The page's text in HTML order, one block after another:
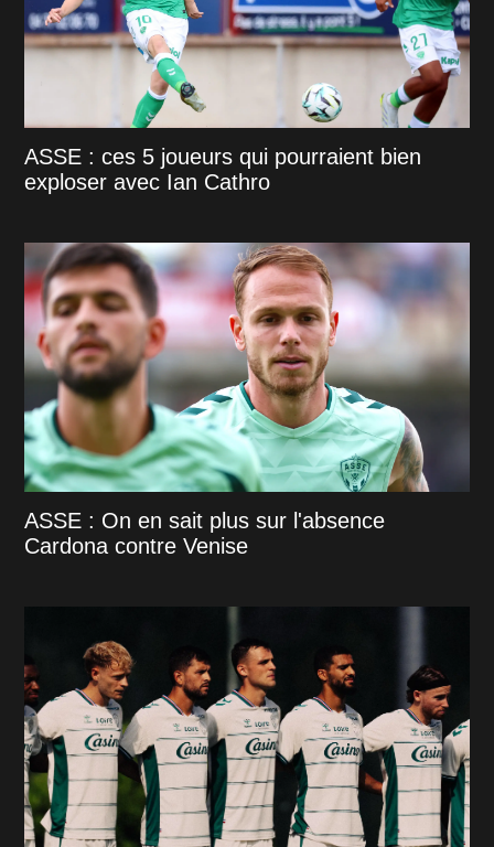
ASSE : ces 5 joueurs qui pourraient bien
exploser avec Ian Cathro
ASSE : On en sait plus sur l'absence
Cardona contre Venise